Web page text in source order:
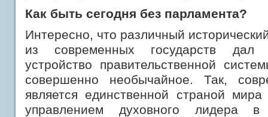
Как быть сегодня без парламента?
Интересно, что различный
из современных государств дал
устройство правительственной
совершенно необычайное. Так,
является единственной страной мира
управлением духовного лидера в